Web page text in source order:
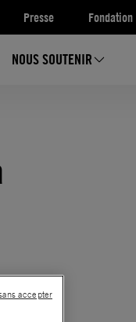
Presse Fondation
NOUS SOUTENIR
accepter